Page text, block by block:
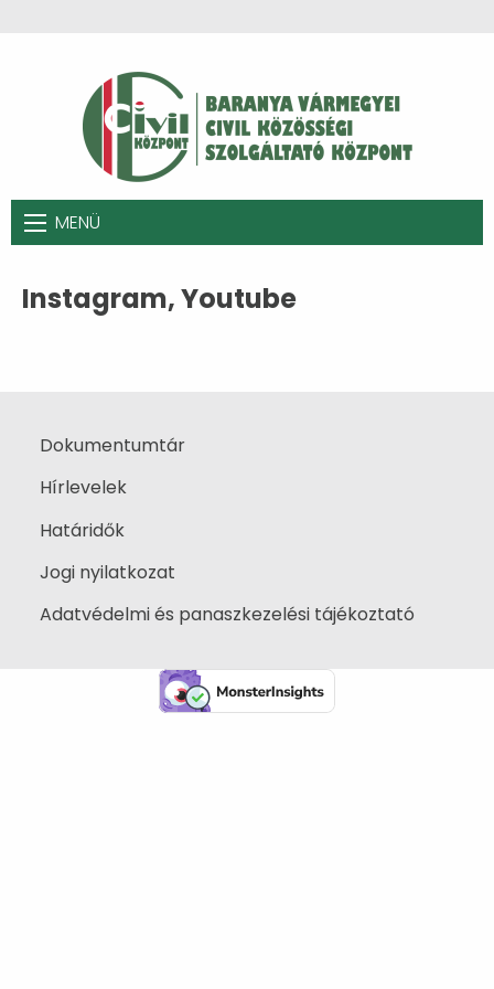
MENÜ
Instagram, Youtube
Dokumentumtár
Hírlevelek
Határidők
Jogi nyilatkozat
Adatvédelmi és panaszkezelési tájékoztató